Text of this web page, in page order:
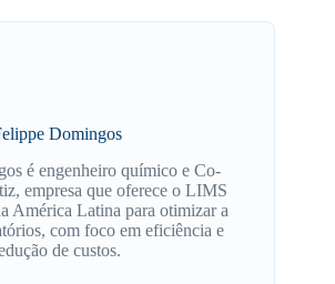
Domingos
é engenheiro químico e Co-
empresa que oferece o LIMS
América Latina para otimizar a
com foco em eficiência e
de custos.